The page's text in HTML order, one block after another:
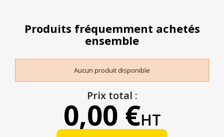
Produits fréquemment achetés
ensemble
Aucun produit disponible
Prix total :
0,00 €HT